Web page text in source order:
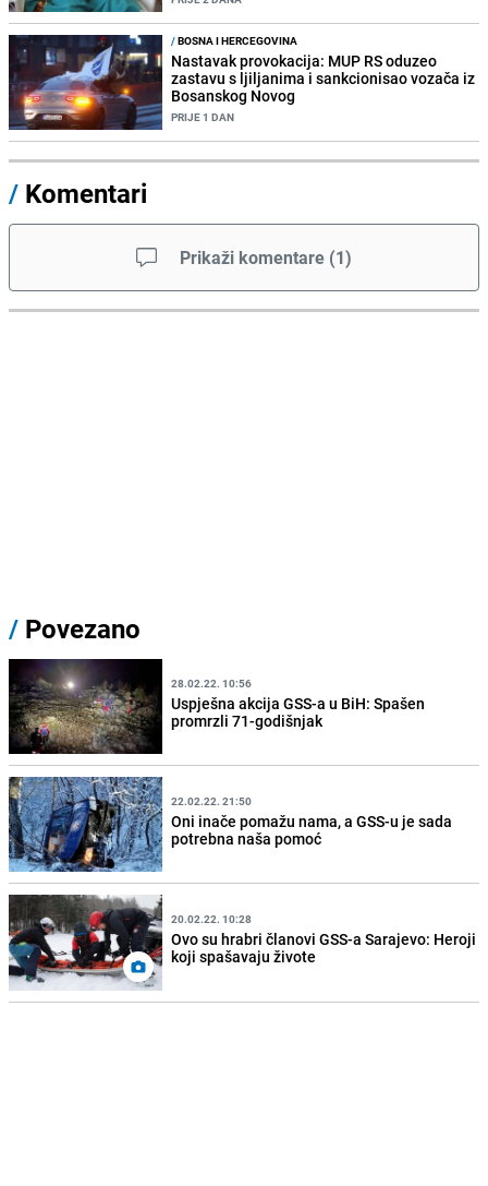
/BOSNA I HERCEGOVINA
Nastavak provokacija: MUP RS oduzeo
zastavu s ljiljanima i sankcionisao vozača iz
Bosanskog Novog
PRIJE 1 DAN
/ Komentari
Prikaži komentare (1)
/ Povezano
28.02.22. 10:56
Uspješna akcija GSS-a u BiH: Spašen
promrzli 71-godišnjak
22.02.22. 21:50
Oni inače pomažu nama, a GSS-u je sada
potrebna naša pomoć
20.02.22. 10:28
Ovo su hrabri članovi GSS-a Sarajevo: Heroji
koji spašavaju živote